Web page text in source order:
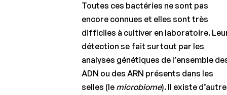
Toutes ces bactéries ne sont pas
encore connues et elles sont très
difficiles à cultiver en laboratoire.
détection se fait surtout par les
analyses génétiques de l’ensemble
ADN ou des ARN présents dans les
selles (le microbiome). Il existe